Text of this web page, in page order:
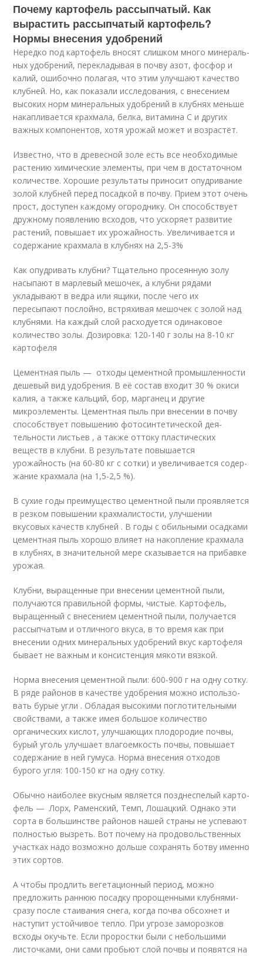
Почему картофель рассыпчатый. Как
вырастить рассыпчатый картофель?
Нормы внесения удобрений
Нередко под картофель вно­сят слишком много минераль­
ных удобрений, перекладывая в почву азот, фосфор и
калий, ошибочно полагая, что этим улучшают качество
клубней. Но, как показали исследования, с внесением
высоких норм ми­неральных удобрений в клубнях меньше
накапливается крахмала, белка, витамина С и других
важных компонентов, хотя урожай может и возрастёт.
Известно, что в древесной золе есть все необходимые
растению химические элементы, при чем в достаточном
количестве. Хорошие результаты приносит опудривание
золой клубней перед посадкой в почву. Прием этот очень
прост, доступен каждому огороднику. Он способствует
дружному появлению всходов, что ускоряет развитие
растений, повышает их урожайность. Увеличивается и
содержание крахмала в клубнях на 2,5-3%
Как опудривать клубни? Тщательно просеянную золу
насыпают в марлевый мешочек, а клубни рядами
укладывают в ведра или ящики, после чего их
пересыпают послойно, встряхивая мешочек с золой над
клубнями. На каждый слой расходуется одинаковое
количество золы. Дозировка: 120-140 г золы на 8-10 кг
картофеля
Цементная пыль — отходы цементной промышленности
дешевый вид удобрения. В её состав входит 30 % окиси
ка­лия, а также кальций, бор, мар­ганец и другие
микроэлементы. Цементная пыль при внесении в почву
способствует повыше­нию фотосинтетической дея­
тельности листьев , а также от­току пластических
веществ в клубни. В результате повыша­ется
урожайность (на 60-80 кг с сотки) и увеличивается содер­
жание крахмала (на 1,5-2,5 %).
В сухие годы преимущество цементной пыли проявляется
в резком повышении крахмалистости, улучшении
вкусовых качеств клубней . В годы с обиль­ными осадками
цементная пыль хорошо влияет на накопление крахмала
в клубнях, в значи­тельной мере сказывается на прибавке
урожая.
Клубни, вы­ращенные при внесении цемент­ной пыли,
получаются правиль­ной формы, чистые. Картофель,
выращенный с внесением це­ментной пыли, получается
рас­сыпчатым и отличного вкуса, в то время как при
внесении одних минеральных удобрений вкус картофеля
бывает не важ­ным и консистенция мякоти вязкой.
Норма внесения цемент­ной пыли: 600-900 г на одну сотку.
В ряде районов в качест­ве удобрения можно использо­
вать бурые угли . Обладая вы­сокими поглотительными
свойствами, а также имея большое количество
органических кислот, улучшающих плодородие почвы,
бурый уголь улучшает влагоемкость почвы, повыша­ет
содержание в ней гумуса. Норма внесения отходов
бурого угля: 100-150 кг на одну сотку.
Обычно наиболее вкусным яв­ляется позднеспелый карто­
фель — Лорх, Раменский, Темп, Лошацкий. Однако эти
сорта в большинстве районов нашей страны не успевают
полностью вызреть. Вот почему на продо­вольственных
участках надо возможно дольше сохранять бот­ву именно
этих сортов.
А чтобы продлить вегетационный пери­од, можно
предложить раннюю посадку пророщенными клуб­нями-
сразу после стаивания снега, когда почва обсохнет и
наступит устойчивое тепло. При угрозе заморозков
всходы окучь­те. Если проростки были с не­большими
листочками, они са­ми пробьют слой почвы и поя­вятся на